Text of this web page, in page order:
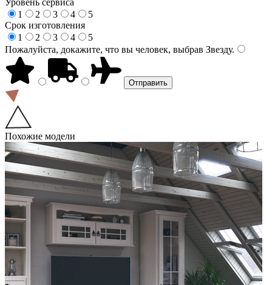
1
2 3 4
5
Срок изготовления
1
2 3 4
5
Пожалуйста, докажите, что вы человек, выбрав Звезду.
Похожие модели